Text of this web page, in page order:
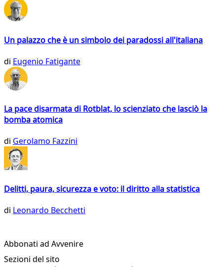
Un palazzo che è un simbolo dei paradossi all'italiana
di Eugenio Fatigante
La pace disarmata di Rotblat, lo scienziato che lasciò la
bomba atomica
di Gerolamo Fazzini
Delitti, paura, sicurezza e voto: il diritto alla statistica
di Leonardo Becchetti
Abbonati ad Avvenire
Sezioni del sito